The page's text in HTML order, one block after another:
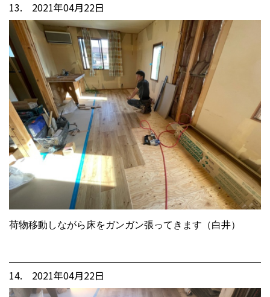
13. 2021年04月22日
荷物移動しながら床をガンガン張ってきます（白井）
14. 2021年04月22日